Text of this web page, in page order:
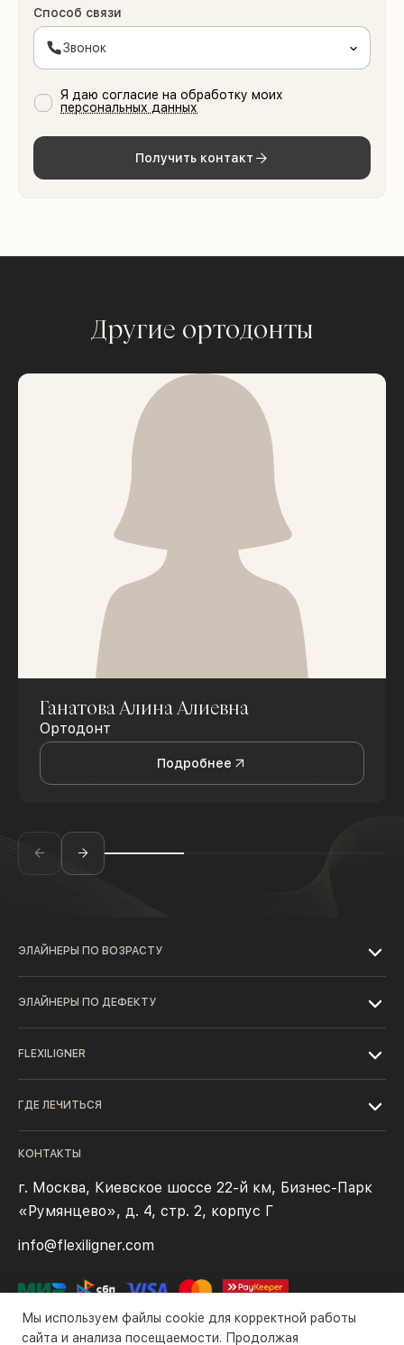
Способ связи
Звонок
Я даю согласие на обработку моих
персональных данных
Получить контакт
Другие ортодонты
Ганатова Алина Алиевна
Ортодонт
Подробнее
ЭЛАЙНЕРЫ ПО ВОЗРАСТУ
ЭЛАЙНЕРЫ ПО ДЕФЕКТУ
FLEXILIGNER
ГДЕ ЛЕЧИТЬСЯ
КОНТАКТЫ
г. Москва, Киевское шоссе 22-й км, Бизнес-Парк
«Румянцево», д. 4, стр. 2, корпус Г
info@flexiligner.com
Мы используем файлы cookie для корректной работы
сайта и анализа посещаемости. Продолжая